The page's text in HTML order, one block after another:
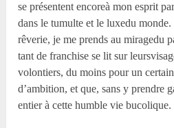
se présentent encoreà mon esprit
dans le tumulte et le luxedu monde.
rêverie, je me prends au miragedu
tant de franchise se lit sur
volontiers, du moins pour un
d’ambition, et que, sans y prendre
entier à cette humble vie bucolique.